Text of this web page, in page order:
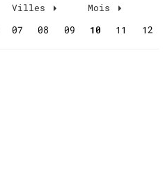
Villes Mois
07 08 09 10 11 12